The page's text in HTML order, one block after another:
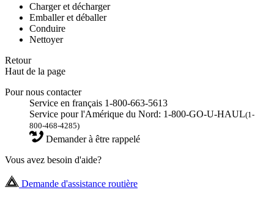
Charger et décharger
Emballer et déballer
Conduire
Nettoyer
Retour
Haut de la page
Pour nous contacter
Service en français 1-800-663-5613
Service pour l'Amérique du Nord: 1-800-GO-U-HAUL(1-
800-468-4285)
Demander à être rappelé
Vous avez besoin d'aide?
Demande d'assistance routière